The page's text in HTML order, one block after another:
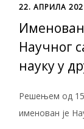
22. АПРИЛА
Научног
науку у
Решењем од
именован је